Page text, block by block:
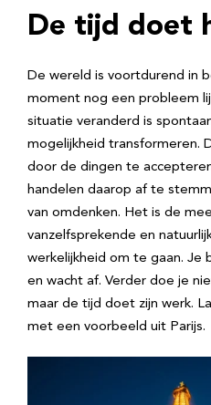
De tijd doet
De wereld is voortdurend in
moment nog een probleem
situatie veranderd is
mogelijkheid transformeren.
door de dingen te
handelen daarop af te
van omdenken. Het is de
vanzelfsprekende en
werkelijkheid om te gaan.
en wacht af. Verder doe je
maar de tijd doet zijn werk.
met een voorbeeld uit Parijs.